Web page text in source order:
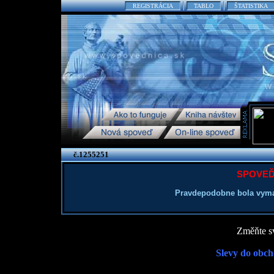
REGISTRÁCIA TABLO ŠTATISTIKA
č.1255251
Pravdepodobne bola
Změňte
Slevy do